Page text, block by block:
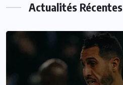
Actualités Récentes